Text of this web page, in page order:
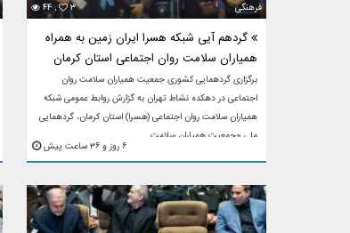
۴۴ , ۳ فرهنگی
گردهم آیی شبکه هسرا ایران زمین به همراه
همیاران سلامت روان اجتماعی استان کرمان
برگزاری گردهمایی کشوری جمعیت همیاران سلامت روان
اجتماعی در دهکده نشاط تهران به گزارش روابط عمومی شبکه
همیاران سلامت روان اجتماعی (هسرا) استان کرمان، گردهمایی
ملی «جمعیت همیاران سلامت ...
۶ روز و ۳۶ ساعت پیش